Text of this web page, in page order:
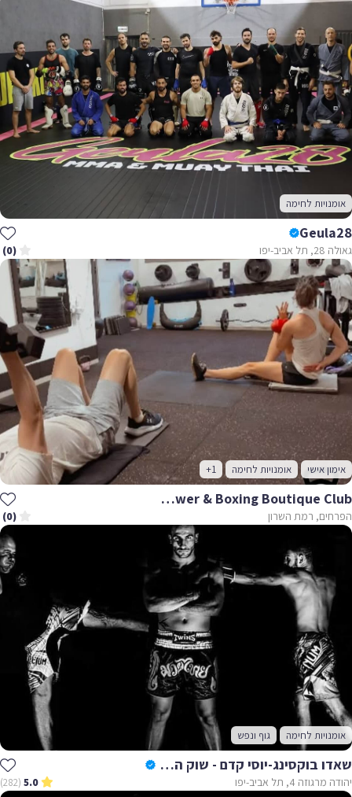
אומנויות לחימה
Geula28
גאולה 28, תל אביב-יפו (0)
אימון אישי אומנויות לחימה +1
Functional Power & Boxing Boutique Club
הפרחים, רמת השרון (0)
אומנויות לחימה גוף ונפש
שאדו בוקסינג-יוסי קדם - שוק הפשפשים
יהודה מרגוזה 4, תל אביב-יפו 5.0
(282)